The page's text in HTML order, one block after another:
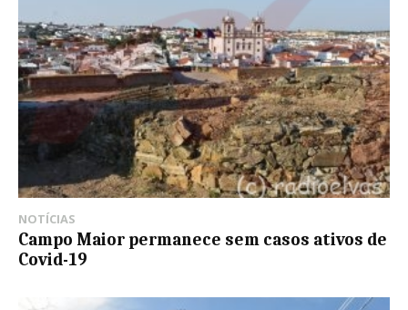
NOTÍCIAS
Campo Maior permanece sem casos ativos de
Covid-19